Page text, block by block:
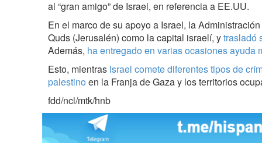
al “gran amigo” de Israel, en referencia a EE.UU.
En el marco de su apoyo a Israel, la
Quds (Jerusalén) como la capital israelí, ytrasladó
Además, ha entregado en varias ocasionesayuda
Esto, mientras Israel comete diferentes tipos de
palestino en la Franja de Gaza y los territorios
fdd/ncl/mtk/hnb